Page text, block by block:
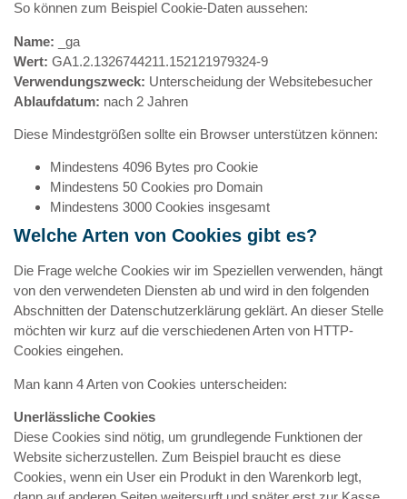
So können zum Beispiel Cookie-Daten aussehen:
Name: _ga
Wert: GA1.2.1326744211.152121979324-9
Verwendungszweck: Unterscheidung der Websitebesucher
Ablaufdatum: nach 2 Jahren
Diese Mindestgrößen sollte ein Browser unterstützen können:
Mindestens 4096 Bytes pro Cookie
Mindestens 50 Cookies pro Domain
Mindestens 3000 Cookies insgesamt
Welche Arten von Cookies gibt es?
Die Frage welche Cookies wir im Speziellen verwenden, hängt
von den verwendeten Diensten ab und wird in den folgenden
Abschnitten der Datenschutzerklärung geklärt. An dieser Stelle
möchten wir kurz auf die verschiedenen Arten von HTTP-
Cookies eingehen.
Man kann 4 Arten von Cookies unterscheiden:
Unerlässliche Cookies
Diese Cookies sind nötig, um grundlegende Funktionen der
Website sicherzustellen. Zum Beispiel braucht es diese
Cookies, wenn ein User ein Produkt in den Warenkorb legt,